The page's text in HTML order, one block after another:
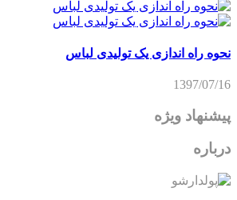
نحوه راه اندازی یک تولیدی لباس
1397/07/16
پیشنهاد ویژه
درباره